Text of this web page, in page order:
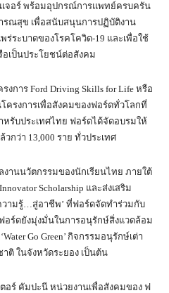
เจอร์ พร้อมอุปกรณ์การแพทย์ครบครัน
รณสุข เพื่อสนับสนุนการปฏิบัติงาน
ระบาดของโรคโควิด-19 และเพื่อใช้
เป็นประโยชน์ต่อสังคม
งการ Ford Driving Skills for Life หรือ
ครงการเพื่อสังคมของฟอร์ดทั่วโลกที่
รับประเทศไทย ฟอร์ดได้จัดอบรมให้
กว่า 13,000 ราย ทั่วประเทศ
านนวัตกรรมของนักเรียนไทย ภายใต้
Scholarship และส่งเสริม
วามรู้…สู่อาชีพ’ ที่ฟอร์ดจัดทำร่วมกับ
ร์ดยังมุ่งมั่นในการอนุรักษ์สิ่งแวดล้อม
Go Green’ กิจกรรมอนุรักษ์เต่า
ติ ในจังหวัดระยอง เป็นต้น
อร์ คัมปะนี หน่วยงานเพื่อสังคมของ ฟ